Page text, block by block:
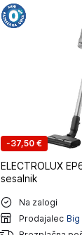
-37,50 €
ELECTROLUX
sesalnik
Na zalogi
Prodajalec Big